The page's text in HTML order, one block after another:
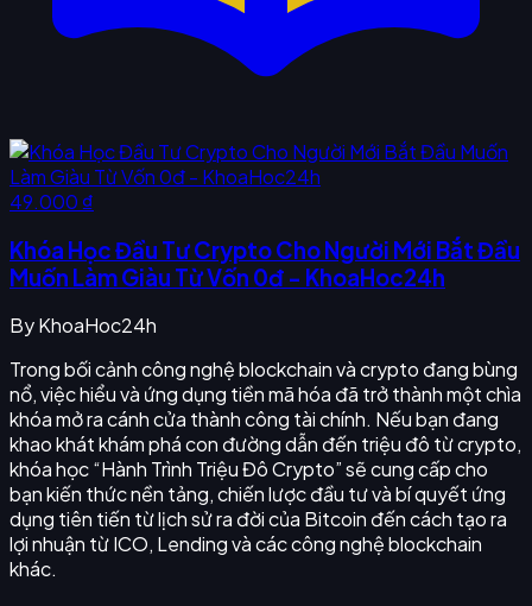
49.000 ₫
Khóa Học Đầu Tư Crypto Cho Người Mới Bắt Đầu
Muốn Làm Giàu Từ Vốn 0đ - KhoaHoc24h
ByKhoaHoc24h
Trong bối cảnh công nghệ blockchain và crypto đang bùng
nổ, việc hiểu và ứng dụng tiền mã hóa đã trở thành một chìa
khóa mở ra cánh cửa thành công tài chính. Nếu bạn đang
khao khát khám phá con đường dẫn đến triệu đô từ crypto,
khóa học “Hành Trình Triệu Đô Crypto” sẽ cung cấp cho
bạn kiến thức nền tảng, chiến lược đầu tư và bí quyết ứng
dụng tiên tiến từ lịch sử ra đời của Bitcoin đến cách tạo ra
lợi nhuận từ ICO, Lending và các công nghệ blockchain
khác.